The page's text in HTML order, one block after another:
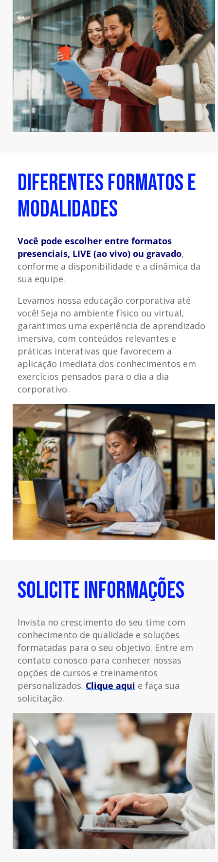
DIFERENTES FORMATOS E
MODALIDADES
Você pode escolher entre formatos
presenciais, LIVE (ao vivo) ou gravado,
conforme a disponibilidade e a dinâmica da
sua equipe.
Levamos nossa educação corporativa até
você! Seja no ambiente físico ou virtual,
garantimos uma experiência de aprendizado
imersiva, com conteúdos relevantes e
práticas interativas que favorecem a
aplicação imediata dos conhecimentos em
exercícios pensados para o dia a dia
corporativo.
SOLICITE INFORMAÇÕES
Invista no crescimento do seu time com
conhecimento de qualidade e soluções
formatadas para o seu objetivo. Entre em
contato conosco para conhecer nossas
opções de cursos e treinamentos
personalizados. Clique aqui e faça sua
solicitação.